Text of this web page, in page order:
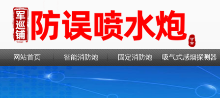
网站首页 智能消防炮 固定消防炮 吸气式感烟探测器
联系我们